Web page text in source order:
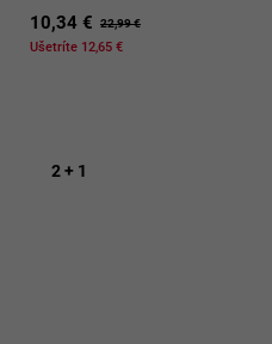
10,34 € 22,99 €
Ušetríte 12,65 €
2 + 1